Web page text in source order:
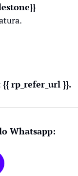
{{ rp_refer_url }}.
Whatsapp: